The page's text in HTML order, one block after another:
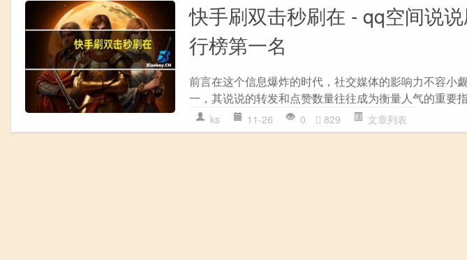
快手刷双击秒刷在 - qq空间说
行榜第一名
前言在这个信息爆炸的时代，社交媒体的影响力不容小
一，其说说的转发和点赞数量往往成为衡量人气的重要
ks 11-26 0 829 文章列表